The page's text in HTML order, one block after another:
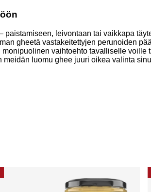
leivontaan tai vaikkapa
gheetä vastakeitettyjen perunoiden
vaihtoehto tavalliselle
luomu ghee juuri oikea valinta